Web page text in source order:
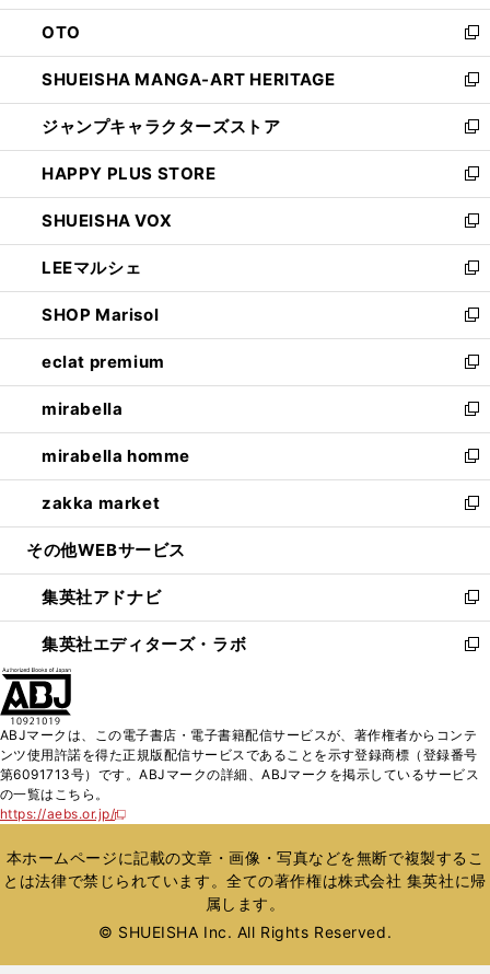
ウ
で
開
く
ン
ド
ウ
で
開
く
OTO
新
し
い
ウ
ィ
ン
ド
ウ
で
開
く
SHUEISHA MANGA-ART HERITAGE
新
し
い
ウ
ィ
ン
ド
ウ
で
開
く
ジャンプキャラクターズストア
新
し
い
ウ
ィ
ン
ド
ウ
で
開
く
HAPPY PLUS STORE
新
し
い
ウ
ィ
ン
ド
ウ
で
開
く
SHUEISHA VOX
新
し
い
ウ
ィ
ン
ド
ウ
で
開
く
LEEマルシェ
新
し
い
ウ
ィ
ン
ド
ウ
で
開
く
SHOP Marisol
新
し
い
ウ
ィ
ン
ド
ウ
で
開
eclat premium
新
し
い
ウ
ィ
ン
ド
ウ
開
く
mirabella
新
し
い
ウ
ィ
ン
ウ
で
開
く
mirabella homme
新
し
い
ウ
ン
ド
ウ
で
zakka market
新
し
ウ
ィ
ン
ド
く
その他WEBサービス
集英社アドナビ
新
し
い
ド
ウ
で
集英社エディターズ・ラボ
新
ィ
ン
ド
開
く
ABJマークは、この電子書店・電子書籍配信サービスが、著作権者からコンテ
ンツ使用許諾を得た正規版配信サービスであることを示す登録商標（登録番号
第6091713号）です。ABJマークの詳細、ABJマークを掲示しているサービス
の一覧はこちら。
https://aebs.or.jp/
新
い
ウ
ィ
ウ
本ホームページに記載の文章・画像・写真などを無断で複製するこ
とは法律で禁じられています。全ての著作権は株式会社 集英社に帰
属します。
© SHUEISHA Inc. All Rights Reserved.